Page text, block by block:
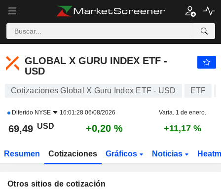
GLOBAL X GURU INDEX ETF - USD 69,49
GLOBAL X GURU INDEX ETF -
USD
Cotizaciones Global X Guru Index ETF - USD ETF
Diferido NYSE 16:01:28 06/08/2026 Varia. 1 de enero.
69,49 USD +0,20 % +11,17 %
Resumen Cotizaciones Gráficos Noticias
Otros sitios de cotización